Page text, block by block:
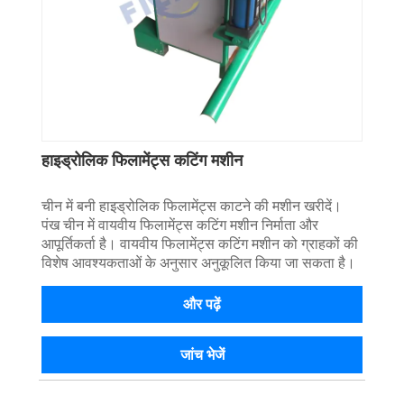
हाइड्रोलिक फिलामेंट्स कटिंग मशीन
चीन में बनी हाइड्रोलिक फिलामेंट्स काटने की मशीन खरीदें।
पंख चीन में वायवीय फिलामेंट्स कटिंग मशीन निर्माता और
आपूर्तिकर्ता है। वायवीय फिलामेंट्स कटिंग मशीन को ग्राहकों की
विशेष आवश्यकताओं के अनुसार अनुकूलित किया जा सकता है।
और पढ़ें
जांच भेजें